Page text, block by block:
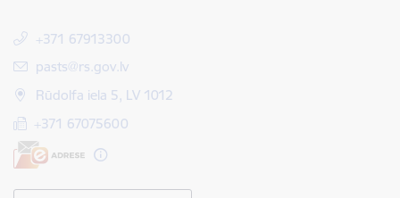
+371 67913300
E-pasts:
pasts@rs.gov.lv
Rūdolfa iela 5, LV 1012
+371 67075600